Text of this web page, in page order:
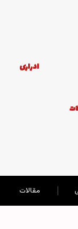
ادراری
مقالات